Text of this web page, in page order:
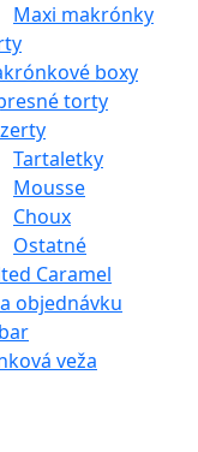
Maxi makrónky
boxy
torty
Tartaletky
Mousse
Choux
Ostatné
Caramel
objednávku
veža